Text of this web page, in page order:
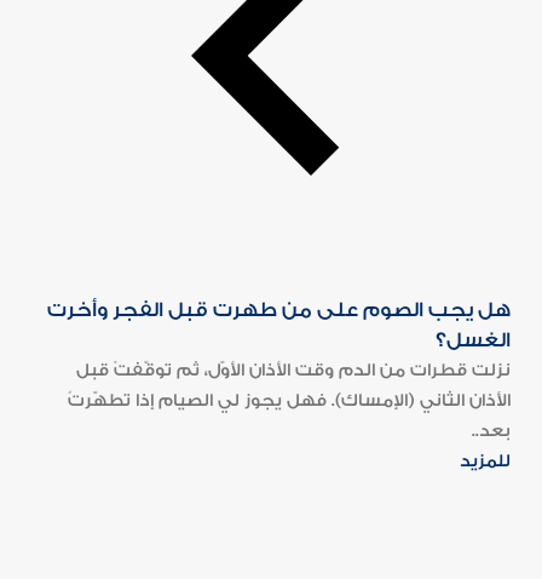
هل يجب الصوم على من طهرت قبل الفجر وأخرت
الغسل؟
نزلت قطرات من الدم وقت الأذان الأوّل، ثم توقّفتْ قبل
الأذان الثاني (الإمساك). فهل يجوز لي الصيام إذا تطهّرتُ
بعد..
للمزيد